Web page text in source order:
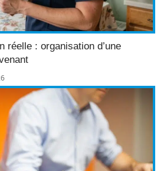
réelle : organisation d’une